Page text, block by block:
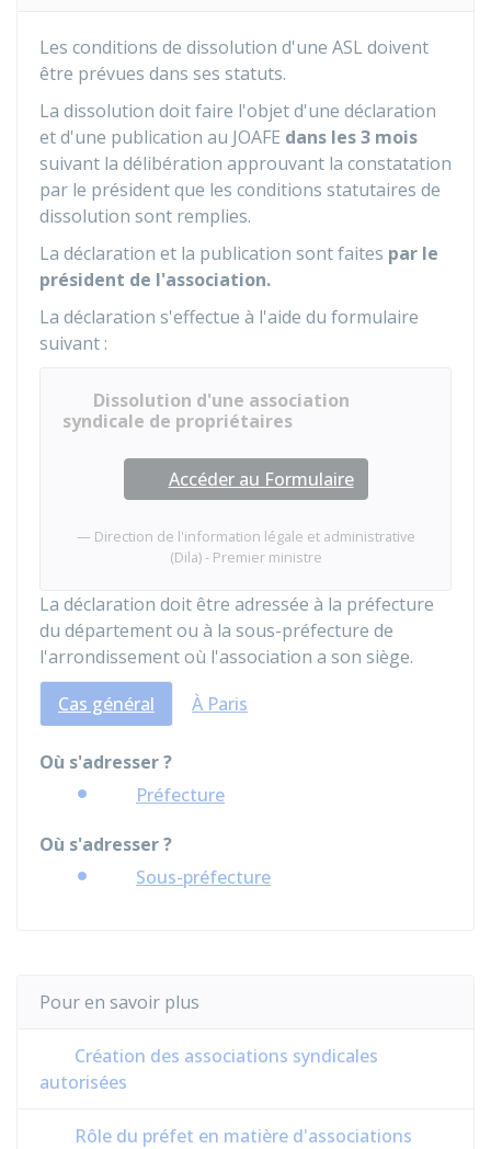
Les conditions de dissolution d'une ASL doivent
être prévues dans ses statuts.
La dissolution doit faire l'objet d'une déclaration
et d'une publication au JOAFE dans les 3 mois
suivant la délibération approuvant la constatation
par le président que les conditions statutaires de
dissolution sont remplies.
La déclaration et la publication sont faites par le
président de l'association.
La déclaration s'effectue à l'aide du formulaire
suivant :
Dissolution d'une association
syndicale de propriétaires
Accéder au Formulaire
Direction de l'information légale et administrative
(Dila) - Premier ministre
La déclaration doit être adressée à la préfecture
du département ou à la sous-préfecture de
l'arrondissement où l'association a son siège.
Cas général
À Paris
Où s'adresser ?
Préfecture
Où s'adresser ?
Sous-préfecture
Pour en savoir plus
Création des associations syndicales
autorisées
Rôle du préfet en matière d'associations